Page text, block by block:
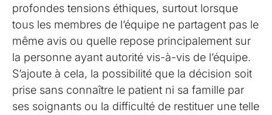
profondes tensions éthiques, surtout lorsque
tous les membres de l’équipe ne partagent pas le
même avis ou quelle repose principalement sur
la personne ayant autorité vis-à-vis de l’équipe.
S’ajoute à cela, la possibilité que la décision soit
prise sans connaître le patient ni sa famille par
ses soignants ou la difficulté de restituer une telle